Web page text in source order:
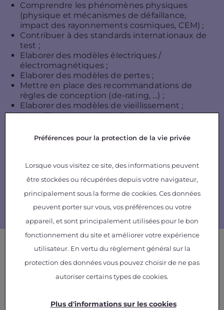
Comprendre les phénomènes physiques
(physique et mécanismes de défaillance,
impact des rayonnements cosmiques, CEM) ;
Contribuer à des standards internationaux de
test ;
Elaborer des modèles électriques /
électromagnétiques ;
Elaborer des modèles de pertes ;
Mettre en place des recommandations de
règles de conception (de-rating, …) ;
Elaborer des modèles de vieillissement ;
Contrôle commande (cellule de
Solutions de Filtrage / EMC / EMI ;
Etudier le comportement en très haute / très
basse T° ;
Elaborer des nouveaux matériaux à
performances améliorées.
Offre R&T
Nos compétences nous
permettent de tirer profit des
synergies transverses
Préférences pour la protection de la vie privée
Lorsque vous visitez ce site, des informations peuvent
être stockées ou récupérées depuis votre navigateur,
principalement sous la forme de cookies. Ces données
peuvent porter sur vous, vos préférences ou votre
appareil, et sont principalement utilisées pour le bon
fonctionnement du site et améliorer votre expérience
utilisateur. En vertu du règlement général sur la
protection des données vous pouvez choisir de ne pas
autoriser certains types de cookies.
Plus d'informations sur les cookies